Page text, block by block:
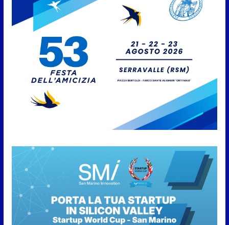
San Marino Academy.
Femminile: quattro Primavera
aggregate alla Prima Squadra
8 Agosto 2026
San Marino. “Cena Tramonto &
Live” una serata di
cucina e solidarietà, a Faetano.
Con la firma e la regia di